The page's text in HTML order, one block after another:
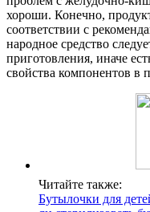
хороши. Конечно,
соответствии с
народное средство
приготовления, иначе
свойства компонентов в
Читайте также:
Бутылочки для